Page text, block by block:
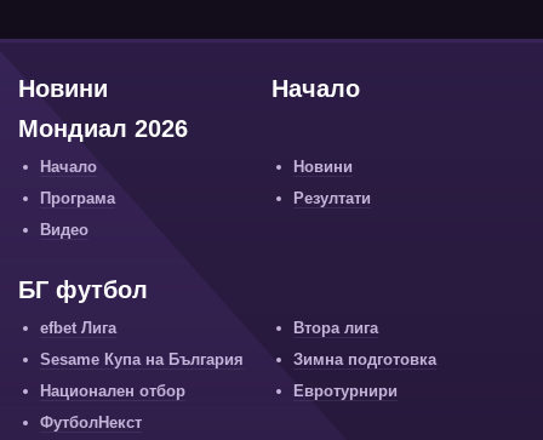
Начало
Новини
Мондиал 2026
Начало
Новини
Програма
Резултати
Видео
БГ футбол
efbet Лига
Втора лига
Sesame Купа на България
Зимна подготовка
Национален отбор
Евротурнири
ФутболНекст